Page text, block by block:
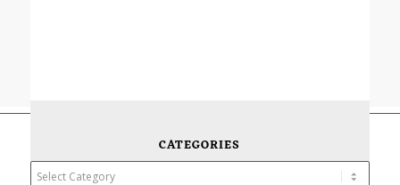
CATEGORIES